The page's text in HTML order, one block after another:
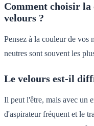
Comment choisir la
velours ?
Pensez à la couleur de vos
neutres sont souvent les
Le velours est-il
Il peut l'être, mais avec un
d'aspirateur fréquent et le